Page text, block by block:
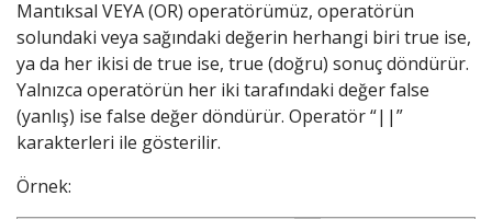
Mantıksal VEYA (OR) operatörümüz, operatörün
solundaki veya sağındaki değerin herhangi biri true ise,
ya da her ikisi de true ise, true (doğru) sonuç döndürür.
Yalnızca operatörün her iki tarafındaki değer false
(yanlış) ise false değer döndürür. Operatör “||”
karakterleri ile gösterilir.
Örnek: